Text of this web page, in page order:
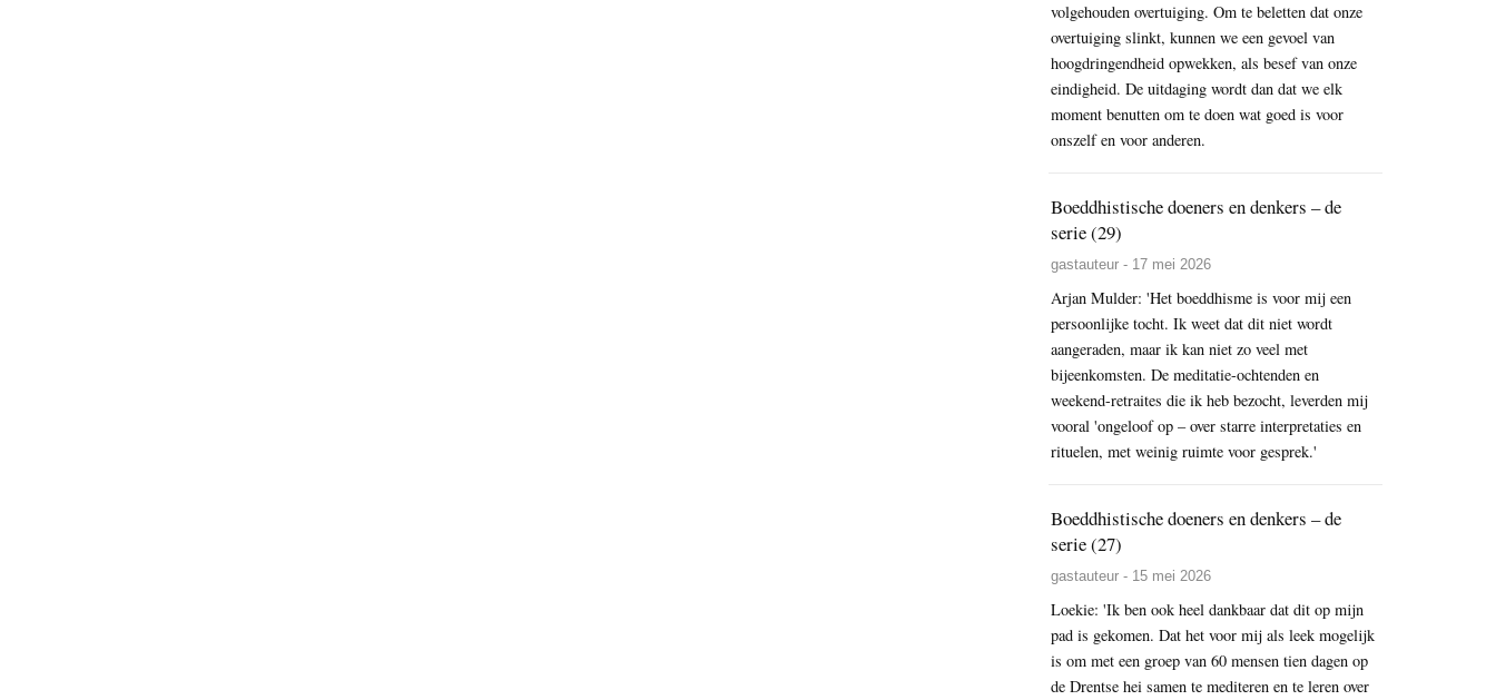
volgehouden overtuiging. Om te beletten dat onze
overtuiging slinkt, kunnen we een gevoel van
hoogdringendheid opwekken, als besef van onze
eindigheid. De uitdaging wordt dan dat we elk
moment benutten om te doen wat goed is voor
onszelf en voor anderen.
Boeddhistische doeners en denkers – de
serie (29)
gastauteur - 17 mei 2026
Arjan Mulder: 'Het boeddhisme is voor mij een
persoonlijke tocht. Ik weet dat dit niet wordt
aangeraden, maar ik kan niet zo veel met
bijeenkomsten. De meditatie-ochtenden en
weekend-retraites die ik heb bezocht, leverden mij
vooral 'ongeloof op – over starre interpretaties en
rituelen, met weinig ruimte voor gesprek.'
Boeddhistische doeners en denkers – de
serie (27)
gastauteur - 15 mei 2026
Loekie: 'Ik ben ook heel dankbaar dat dit op mijn
pad is gekomen. Dat het voor mij als leek mogelijk
is om met een groep van 60 mensen tien dagen op
de Drentse hei samen te mediteren en te leren over